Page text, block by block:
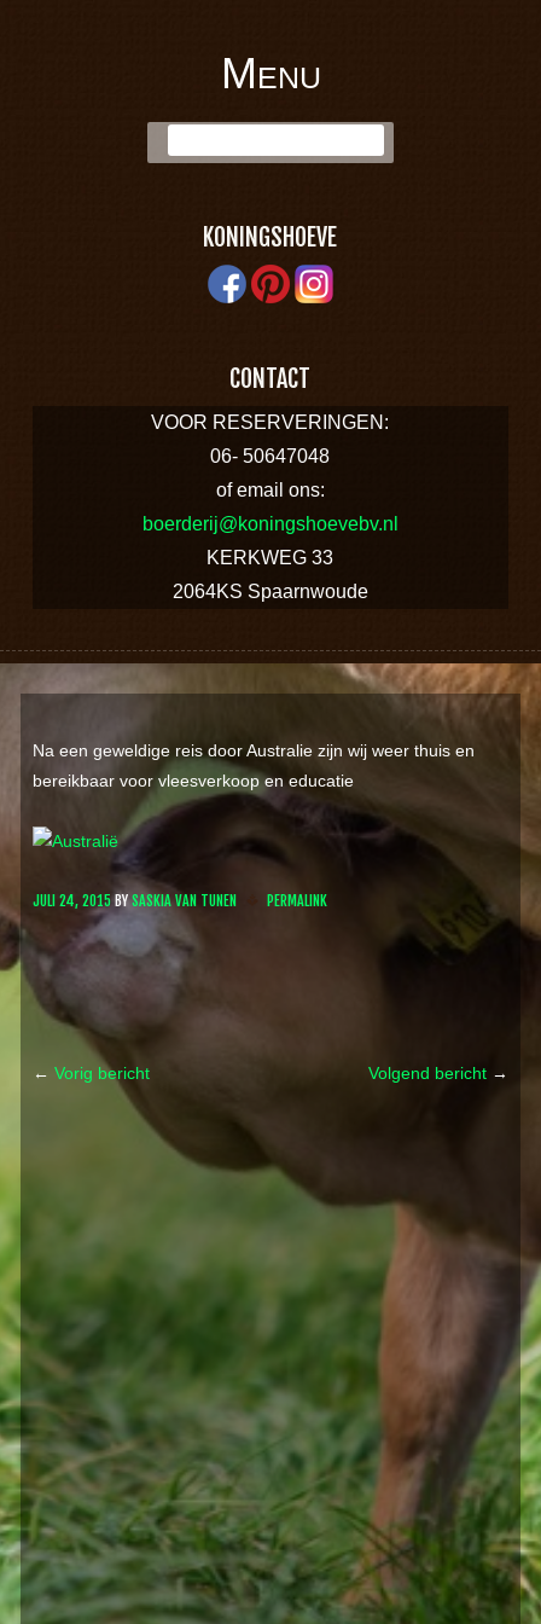
BOERDERIJ
KONINGSHOEVE
Menu
KONINGSHOEVE
CONTACT
VOOR RESERVERINGEN:
06- 50647048
of email ons:
boerderij@koningshoevebv.nl
KERKWEG 33
2064KS Spaarnwoude
Na een geweldige reis door Australie zijn wij weer thuis en
bereikbaar voor vleesverkoop en educatie
JULI 24, 2015BYSASKIA VAN TUNEN PERMALINK
Post navigation
← Vorig bericht Volgend bericht →